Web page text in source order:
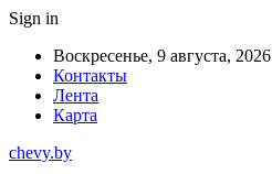
Sign in
Воскресенье, 9 августа, 2026
Контакты
Лента
Карта
chevy.by